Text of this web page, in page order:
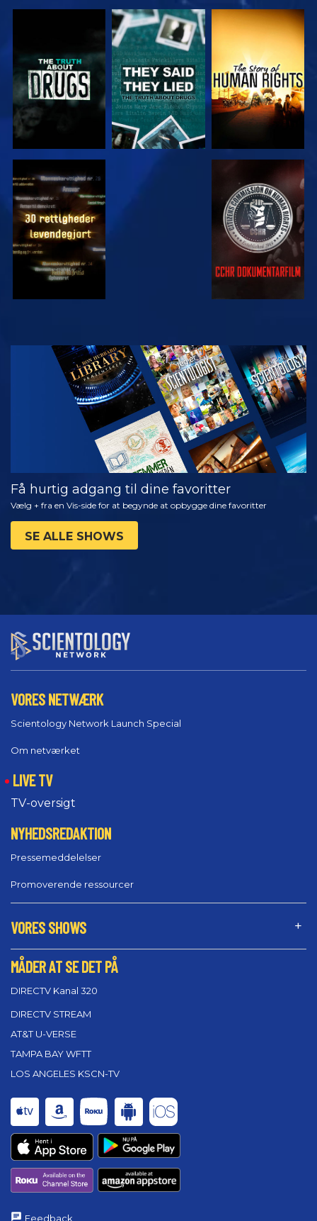
SE SE
SE SE
SE
UDFORSK
SERIEN
Få hurtig adgang til dine favoritter
Vælg + fra en Vis-side for at begynde at opbygge dine favoritter
SE ALLE SHOWS
VORES NETWÆRK
Scientology Network Launch Special
Om netværket
LIVE TV
TV-oversigt
NYHEDSREDAKTION
Pressemeddelelser
Promoverende ressourcer
VORES SHOWS
MÅDER AT SE DET PÅ
DIRECTV Kanal 320
DIRECTV STREAM
AT&T U-VERSE
TAMPA BAY WFTT
LOS ANGELES KSCN-TV
Feedback